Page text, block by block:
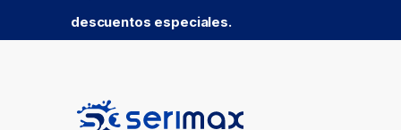
descuentos especiales.